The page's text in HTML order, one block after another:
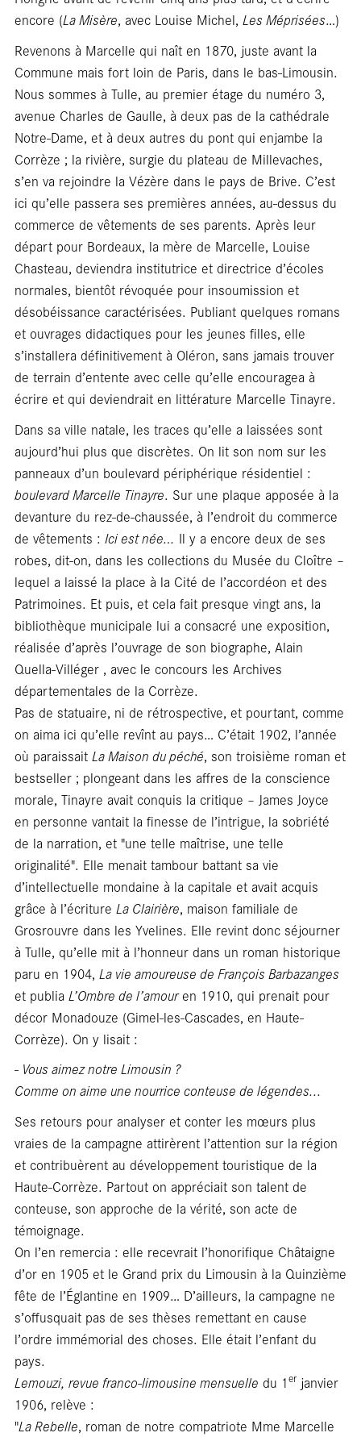
encore (La Misère, avec Louise Michel, Les Méprisées…)
Revenons à Marcelle qui naît en 1870, juste avant la
Commune mais fort loin de Paris, dans le bas-Limousin.
Nous sommes à Tulle, au premier étage du numéro 3,
avenue Charles de Gaulle, à deux pas de la cathédrale
Notre-Dame, et à deux autres du pont qui enjambe la
Corrèze ; la rivière, surgie du plateau de Millevaches,
s’en va rejoindre la Vézère dans le pays de Brive. C’est
ici qu’elle passera ses premières années, au-dessus du
commerce de vêtements de ses parents. Après leur
départ pour Bordeaux, la mère de Marcelle, Louise
Chasteau, deviendra institutrice et directrice d’écoles
normales, bientôt révoquée pour insoumission et
désobéissance caractérisées. Publiant quelques romans
et ouvrages didactiques pour les jeunes filles, elle
s’installera définitivement à Oléron, sans jamais trouver
de terrain d’entente avec celle qu’elle encouragea à
écrire et qui deviendrait en littérature Marcelle Tinayre.
Dans sa ville natale, les traces qu’elle a laissées sont
aujourd’hui plus que discrètes. On lit son nom sur les
panneaux d’un boulevard périphérique résidentiel :
boulevard Marcelle Tinayre. Sur une plaque apposée à la
devanture du rez-de-chaussée, à l’endroit du commerce
de vêtements : Ici est née… Il y a encore deux de ses
robes, dit-on, dans les collections du Musée du Cloître –
lequel a laissé la place à la Cité de l’accordéon et des
Patrimoines. Et puis, et cela fait presque vingt ans, la
bibliothèque municipale lui a consacré une exposition,
réalisée d’après l’ouvrage de son biographe, Alain
Quella-Villéger , avec le concours les Archives
départementales de la Corrèze.
Pas de statuaire, ni de rétrospective, et pourtant, comme
on aima ici qu’elle revînt au pays… C’était 1902, l’année
où paraissait La Maison du péché, son troisième roman et
bestseller ; plongeant dans les affres de la conscience
morale, Tinayre avait conquis la critique – James Joyce
en personne vantait la finesse de l’intrigue, la sobriété
de la narration, et "une telle maîtrise, une telle
originalité". Elle menait tambour battant sa vie
d’intellectuelle mondaine à la capitale et avait acquis
grâce à l’écriture La Clairière, maison familiale de
Grosrouvre dans les Yvelines. Elle revint donc séjourner
à Tulle, qu’elle mit à l’honneur dans un roman historique
paru en 1904, La vie amoureuse de François Barbazanges
et publia L’Ombre de l’amouren 1910, qui prenait pour
décor Monadouze (Gimel-les-Cascades, en Haute-
Corrèze). On y lisait :
- Vous aimez notre Limousin ?
Comme on aime une nourrice conteuse de légendes...
Ses retours pour analyser et conter les mœurs plus
vraies de la campagne attirèrent l’attention sur la région
et contribuèrent au développement touristique de la
Haute-Corrèze. Partout on appréciait son talent de
conteuse, son approche de la vérité, son acte de
témoignage.
On l’en remercia : elle recevrait l’honorifique Châtaigne
d’or en 1905 et le Grand prix du Limousin à la Quinzième
fête de l’Églantine en 1909… D’ailleurs, la campagne ne
s’offusquait pas de ses thèses remettant en cause
l’ordre immémorial des choses. Elle était l’enfant du
pays.
Lemouzi, revue franco-limousine mensuelle du 1erjanvier
1906, relève :
"La Rebelle, roman de notre compatriote Mme Marcelle